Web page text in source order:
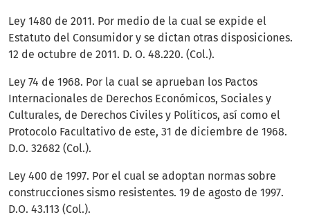
Ley 1480 de 2011. Por medio de la cual se expide el
Estatuto del Consumidor y se dictan otras disposiciones.
12 de octubre de 2011. D. O. 48.220. (Col.).
Ley 74 de 1968. Por la cual se aprueban los Pactos
Internacionales de Derechos Económicos, Sociales y
Culturales, de Derechos Civiles y Políticos, así como el
Protocolo Facultativo de este, 31 de diciembre de 1968.
D.O. 32682 (Col.).
Ley 400 de 1997. Por el cual se adoptan normas sobre
construcciones sismo resistentes. 19 de agosto de 1997.
D.O. 43.113 (Col.).